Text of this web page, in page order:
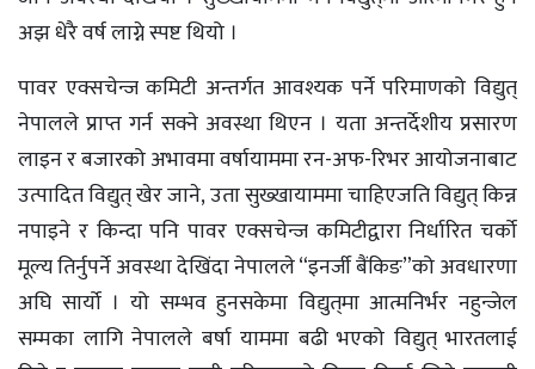
अझ धेरै वर्ष लाग्ने स्पष्ट थियो ।
पावर एक्सचेन्ज कमिटी अन्तर्गत आवश्यक पर्ने परिमाणको विद्युत्
नेपालले प्राप्त गर्न सक्ने अवस्था थिएन । यता अन्तर्देशीय प्रसारण
लाइन र बजारको अभावमा वर्षायाममा रन-अफ-रिभर आयोजनाबाट
उत्पादित विद्युत् खेर जाने, उता सुख्खायाममा चाहिएजति विद्युत् किन्न
नपाइने र किन्दा पनि पावर एक्सचेन्ज कमिटीद्वारा निर्धारित चर्को
मूल्य तिर्नुपर्ने अवस्था देखिंदा नेपालले “इनर्जी बैंकिङ”को अवधारणा
अघि सार्यो । यो सम्भव हुनसकेमा विद्युत्‌‌‌मा आत्मनिर्भर नहुन्जेल
सम्मका लागि नेपालले बर्षा याममा बढी भएको विद्युत् भारतलाई